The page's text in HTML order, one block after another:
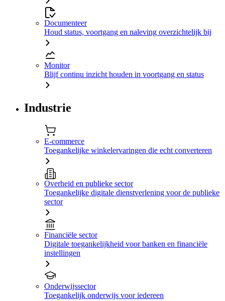
Documenteer
Houd status, voortgang en naleving overzichtelijk bij
Monitor
Blijf continu inzicht houden in voortgang en status
Industrie
E-commerce
Toegankelijke winkelervaringen die echt converteren
Overheid en publieke sector
Toegankelijke digitale dienstverlening voor de publieke
sector
Financiële sector
Digitale toegankelijkheid voor banken en financiële
instellingen
Onderwijssector
Toegankelijk onderwijs voor iedereen